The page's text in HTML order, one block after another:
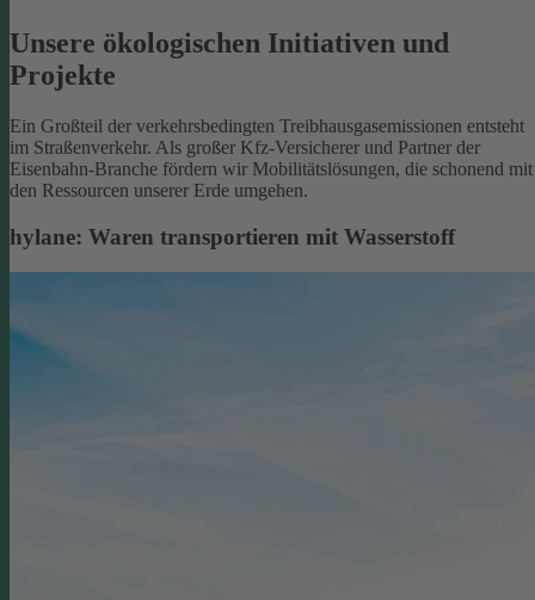
Unsere ökologischen Initiativen und
Projekte
Ein Großteil der verkehrsbedingten Treibhausgasemissionen entsteht
im Straßenverkehr. Als großer Kfz-Versicherer und Partner der
Eisenbahn-Branche fördern wir Mobilitätslösungen, die schonend mit
den Ressourcen unserer Erde umgehen.
hylane: Waren transportieren mit Wasserstoff